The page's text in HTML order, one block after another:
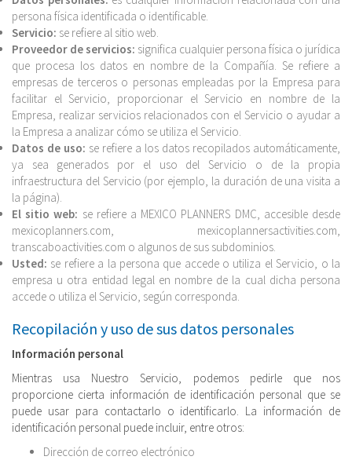
persona física identificada o identificable.
Servicio: se refiere al sitio web.
Proveedor de servicios: significa cualquier persona física o jurídica
que procesa los datos en nombre de la Compañía. Se refiere a
empresas de terceros o personas empleadas por la Empresa para
facilitar el Servicio, proporcionar el Servicio en nombre de la
Empresa, realizar servicios relacionados con el Servicio o ayudar a
la Empresa a analizar cómo se utiliza el Servicio.
Datos de uso: se refiere a los datos recopilados automáticamente,
ya sea generados por el uso del Servicio o de la propia
infraestructura del Servicio (por ejemplo, la duración de una visita a
la página).
El sitio web: se refiere a MEXICO PLANNERS DMC, accesible desde
mexicoplanners.com, mexicoplannersactivities.com,
transcaboactivities.com o algunos de sus subdominios.
Usted: se refiere a la persona que accede o utiliza el Servicio, o la
empresa u otra entidad legal en nombre de la cual dicha persona
accede o utiliza el Servicio, según corresponda.
Recopilación y uso de sus datos personales
Información personal
Mientras usa Nuestro Servicio, podemos pedirle que nos
proporcione cierta información de identificación personal que se
puede usar para contactarlo o identificarlo. La información de
identificación personal puede incluir, entre otros:
Dirección de correo electrónico